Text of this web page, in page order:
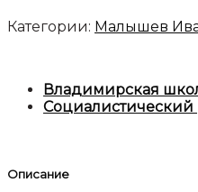
Категории: Малышев
Владимирская
Социалистический
Описание